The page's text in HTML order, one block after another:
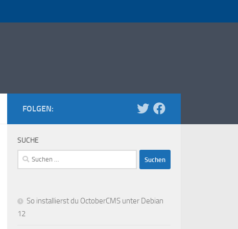
FOLGEN:
SUCHE
Suchen
nach:
So installierst du OctoberCMS unter Debian
12